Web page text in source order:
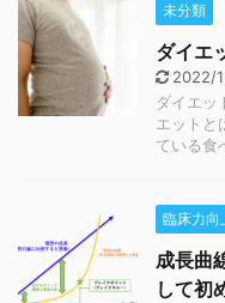
未分類
ダイエ
2022/
ダイエッ
エットと
ている食
臨床力向
成長曲
して初